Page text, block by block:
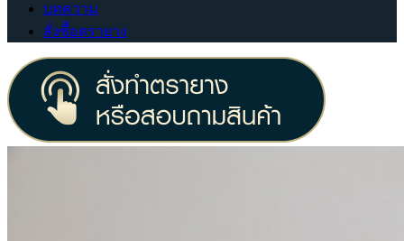
บทความ
สั่งซื้อตรายาง